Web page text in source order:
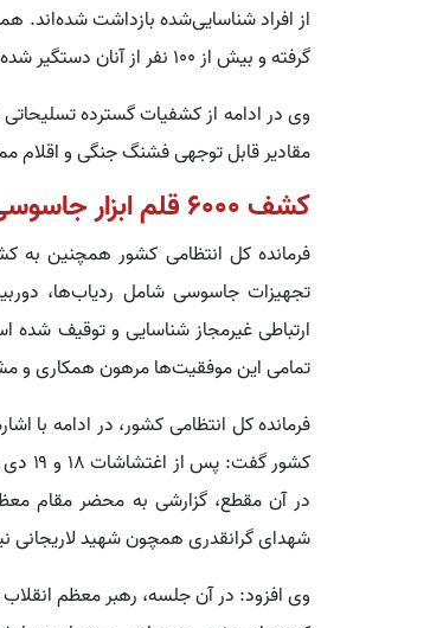
از افراد شناسایی‌شده بازداشت شده‌اند.
گرفته و بیش از ۱۰۰ نفر از آنان دستگیر شده‌اند.
مقادیر قابل توجهی فشنگ جنگی و
کشف ۶۰۰۰ قلم ابزار جاسوسی
تجهیزات جاسوسی شامل ردیاب‌ها،
ارتباطی غیرمجاز شناسایی و توقیف
تمامی این موفقیت‌ها مرهون همکاری و
فرمانده کل انتظامی کشور، در ادامه با
در آن مقطع، گزارشی به محضر مقام
شهدای گرانقدری همچون شهید لاریجانی
وی افزود: در آن جلسه، رهبر معظم انقلاب